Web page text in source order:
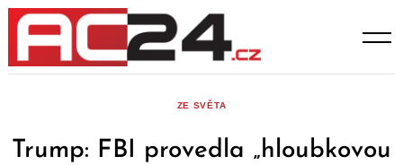
Skip
content
ZE SVĚTA
Trump: FBI provedla „hloubkovou